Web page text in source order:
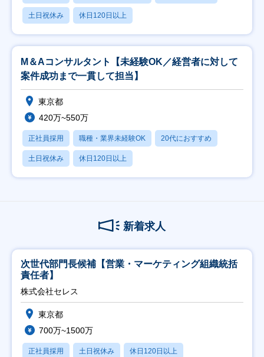
土日祝休み 休日120日以上
M＆Aコンサルタント【未経験OK／経営者に対して
案件成功まで一貫して担当】
東京都
420万~550万
正社員採用 職種・業界未経験OK 20代におすすめ
土日祝休み 休日120日以上
新着求人
次世代部門長候補【営業・マーケティング組織統括
責任者】
株式会社セレス
東京都
700万~1500万
正社員採用 土日祝休み 休日120日以上